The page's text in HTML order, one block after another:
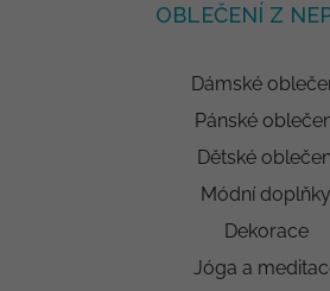
OBLEČENÍ Z
Dámské
Pánské
Dětské
Módní doplňky
Dekorace
Jóga a